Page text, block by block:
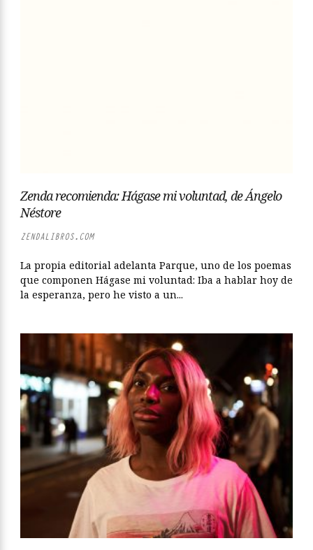
Zenda recomienda: Hágase mi voluntad, de Ángelo
Néstore
ZENDALIBROS.COM
La propia editorial adelanta Parque, uno de los poemas
que componen Hágase mi voluntad: Iba a hablar hoy de
la esperanza, pero he visto a un...